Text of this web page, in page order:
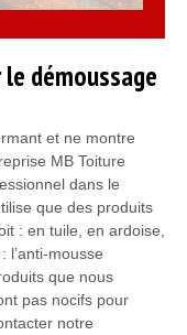
démoussage
et ne montre
MB Toiture
dans le
que des produits
: en tuile, en ardoise,
l’anti-mousse
que nous
pas nocifs pour
notre